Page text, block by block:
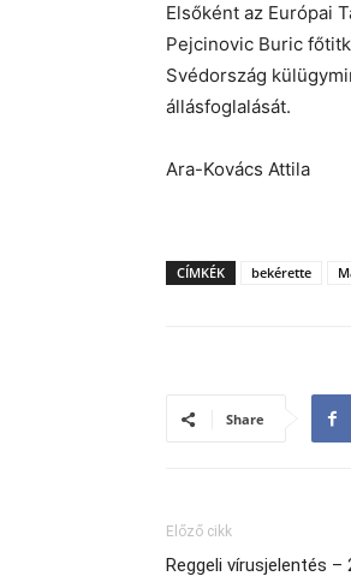
Elsőként az Európai
Pejcinovic Buric
Svédország
állásfoglalását.
Ara-Kovács Attila
CÍMKÉK bekérette
Share
Előző cikk
Reggeli vírusjelentés –